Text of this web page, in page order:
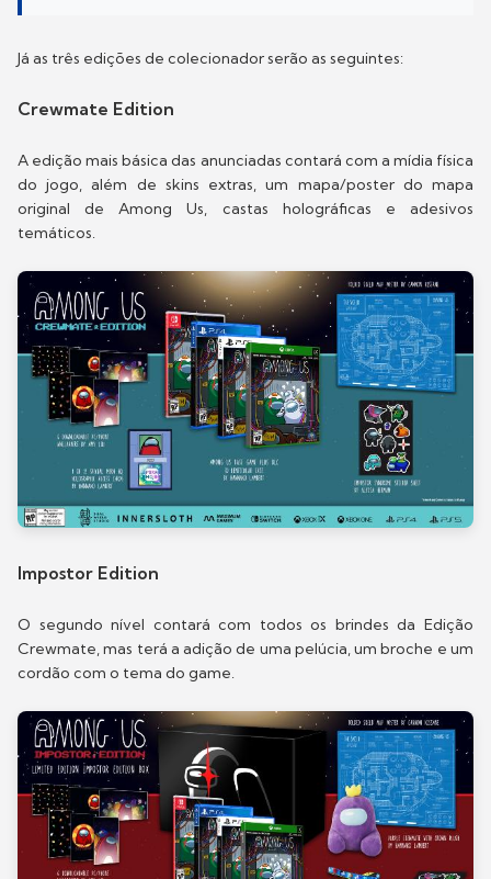
Já as três edições de colecionador serão as seguintes:
Crewmate Edition
A edição mais básica das anunciadas contará com a mídia física
do jogo, além de skins extras, um mapa/poster do mapa
original de Among Us, castas holográficas e adesivos
temáticos.
Impostor Edition
O segundo nível contará com todos os brindes da Edição
Crewmate, mas terá a adição de uma pelúcia, um broche e um
cordão com o tema do game.